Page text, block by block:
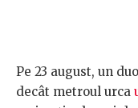
Pe 23 august, un
decât metroul urca